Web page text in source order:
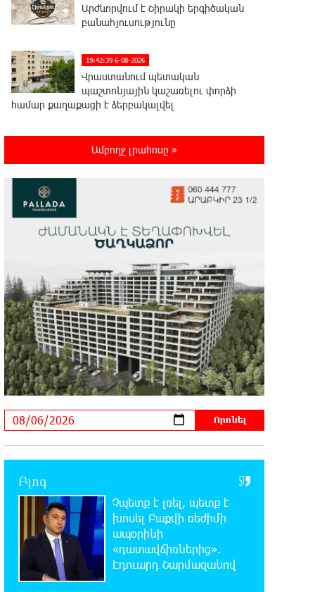
Արժևորվում է Շիրակի երգիծական
բանահյուսությունը
19:42:39 6-08-2026
Վրաստանում պետական ​​
պաշտոնյային կաշառելու փորձի
համար քաղաքացի է ձերբակալվել
ՌԴ-ն պատրաստ է շարունակել
կոնցեսիոն կառավարումը. Օվերչուկ
19:07:40 6-08-2026
Հայաստանի բնակչության թիվը
18:49:45 6-08-2026
Իսրայելի ՊԲ-ն հարձակվել է
Լիբանանում «Հըզբոլլահ»-ի
հրամանատարական կետերի և պահեստների վրա
18:30:50 6-08-2026
«Ռեալ Մադրիդ»-ն ու «ՌԲ
եկել Յան Դիոմանդեի տրանսֆերի վերաբերյալ
պահանջարկ չունեցող մասնագիտություններ.
Ատոմ Մխիթարյան
18:03:08 6-08-2026
Հայրենիքը փոքրանում է մեր
աչքերի առաջ․ ազգային
Ամբողջ լրահոսը »
Բլոգ
Չպետք է լռել, պետք է
խոսել Բաքվի ռեժիմի
ապօրինի
«դատավճիռներից».
Էդուարդ Շարմազանով